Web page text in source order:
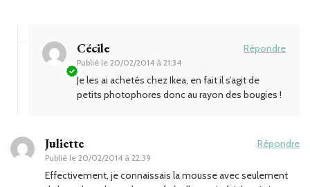
Cécile
Publié le 20/02/2014 à 21:34
Répondre
Je les ai achetés chez Ikea, en fait il s’agit de
petits photophores donc au rayon des bougies !
Juliette
Publié le 20/02/2014 à 22:39
Répondre
Effectivement, je connaissais la mousse avec seulement